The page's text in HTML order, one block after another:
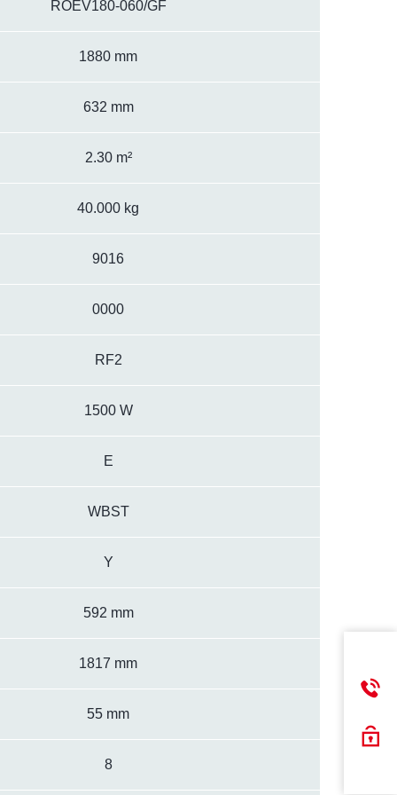
ROEV180-060/GF
1880 mm
632 mm
2.30 m²
40.000 kg
9016
0000
RF2
1500 W
E
WBST
Y
592 mm
1817 mm
55 mm
8